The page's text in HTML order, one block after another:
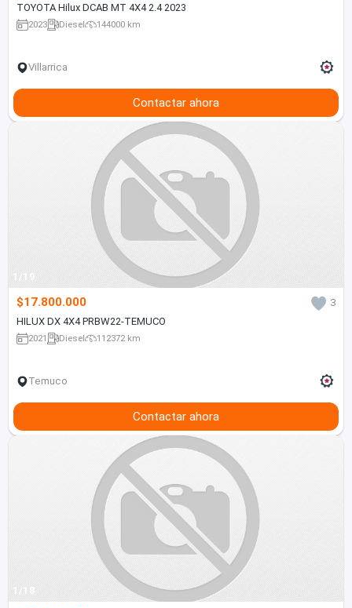
TOYOTA Hilux DCAB MT 4X4 2.4 2023
2023 Diesel 144000 km
Villarrica
Contactar ahora
1/19
$17.800.000
3
HILUX DX 4X4 PRBW22-TEMUCO
2021 Diesel 112372 km
Temuco
Contactar ahora
1/18